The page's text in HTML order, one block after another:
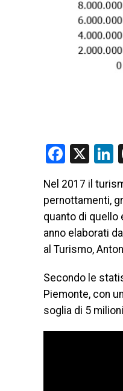
X
Nel 2017 il
pernottamenti,
quanto di quello
anno elaborati
al Turismo,
Secondo le
Piemonte, con
soglia di 5